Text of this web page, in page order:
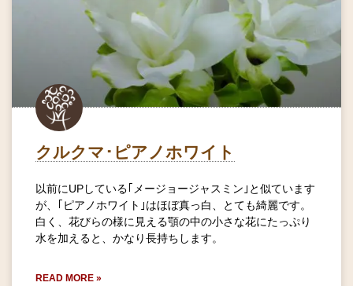
クルクマ･ピアノホワイト
以前にUPしている｢メージョージャスミン｣と似ています
が、｢ピアノホワイト｣はほぼ真っ白、とても綺麗です。
白く、花びらの様に見える顎の中の小さな花にたっぷり
水を加えると、かなり長持ちします。
READ MORE »